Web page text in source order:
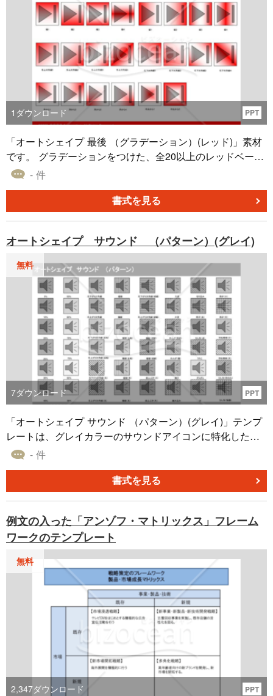
1 ダウンロード PPT
「オートシェイプ 最後 （グラデーション）(レッド)」素材
です。 グラデーションをつけた、全20以上のレッドベース
の素材となっています。 こちらの素材は、PowerPoint形式
使われていませんが、以前はMicrosoft Officeのアプリケー
ション（Word、Excel、PowerPoint）に備わっており、多
た。 円や四角、曲線など、さまざまな形状を手軽に作成で
きるため、文書やプレゼンテーションの資料作成などで非
常に便利に活用されていました。
- 件
書式を見る
オートシェイプ サウンド （パターン）(グレイ)
無料
7ダウンロード PPT
「オートシェイプ サウンド （パターン）(グレイ)」テンプ
レートは、グレイカラーのサウンドアイコンに特化したオ
ートシェイプ素材を提供しています。このテンプレートに
パターンが収録されており、パワーポイント、エクセル、
ワードなどの資料作成において、デザインのバリエーショ
ーンを選択し、資料を効果的にカスタマイズしてくださ
い。ダウンロードは無料ですので、ぜひご利用ください。
- 件
書式を見る
例文の入った「アンゾフ・マトリックス」フレーム
ワークのテンプレート
無料
2,347ダウンロード PPT